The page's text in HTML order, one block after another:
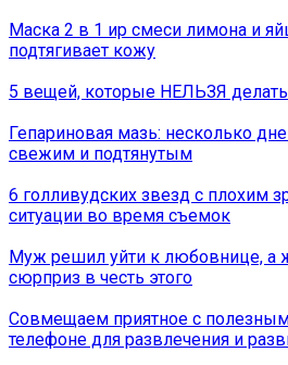
Маска 2 в 1 иp смеси лимона и
подтягивает кожу
5 вещей, которые НЕЛЬЗЯ
Гепариновая мазь: несколько
свежим и подтянутым
6 голливудских звезд с плохим
ситуации во время съемок
Муж решил уйти к любовнице, а
сюрприз в честь этого
Совмещаем приятное с
телефоне для развлечения и